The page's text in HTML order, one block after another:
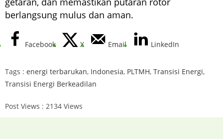
berlangsung mulus dan aman.
Facebook X Email LinkedIn
Tags : energi terbarukan, Indonesia, PLTMH, Transisi Energi,
Transisi Energi Berkeadilan
Post Views : 2134 Views